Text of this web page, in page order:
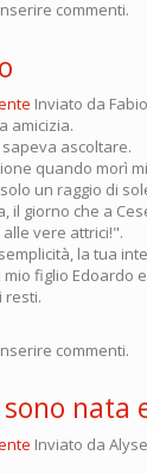
commenti.
Inviato da
amicizia.
ascoltare.
quando morì
un raggio di
il giorno che a
alle vere attrici!".
la tua
figlio Edoardo
resti.
commenti.
nata
Inviato da